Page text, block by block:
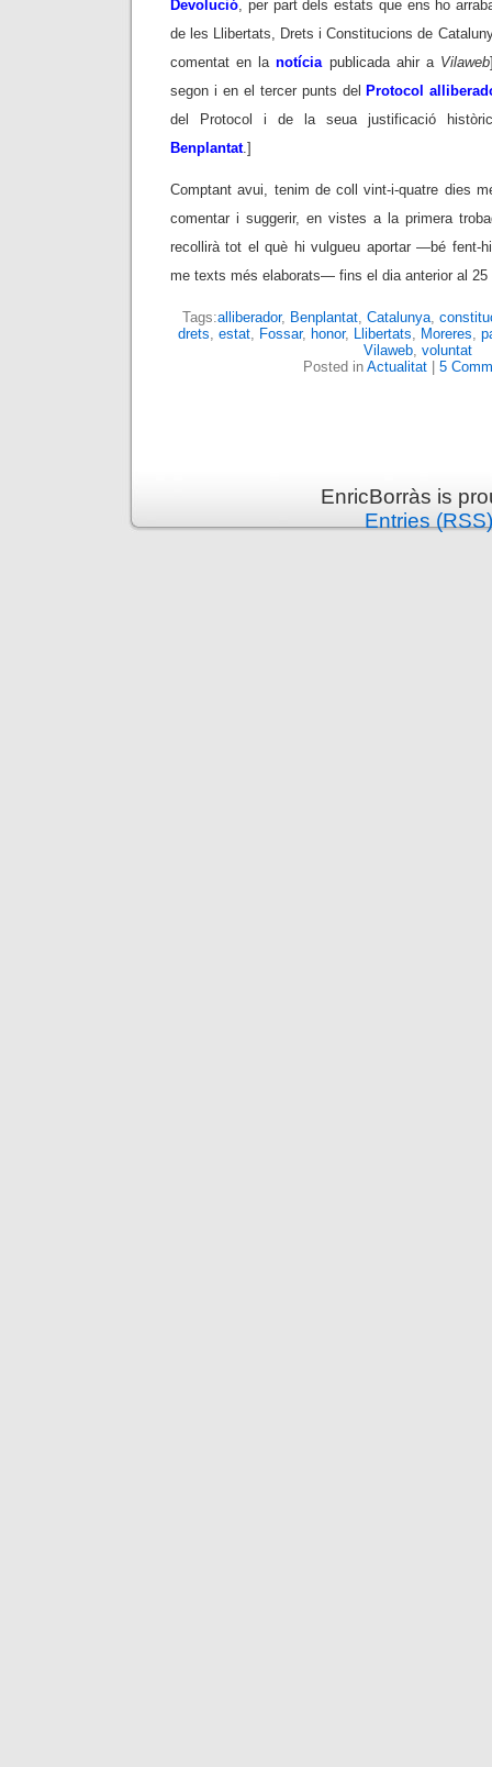
Devolució, per part dels estats que ens ho
de les Llibertats, Drets i Constitucions de
comentat en lanotíciapublicada ahir a Vilaweb
segon i en el tercer punts del Protocol
del Protocol i de la seua justificació
Benplantat.]
Comptant avui, tenim de coll vint-i-quatre dies
comentar i suggerir, en vistes a la primera
recollirà tot el què hi vulgueu aportar —bé fent-
me texts més elaborats— fins el dia anterior al 25
Tags:alliberador, Benplantat, Catalunya,
drets, estat, Fossar, honor, Llibertats, Moreres,
Vilaweb, voluntat
Posted in Actualitat| 5
EnricBorràs is
Entries (RSS)